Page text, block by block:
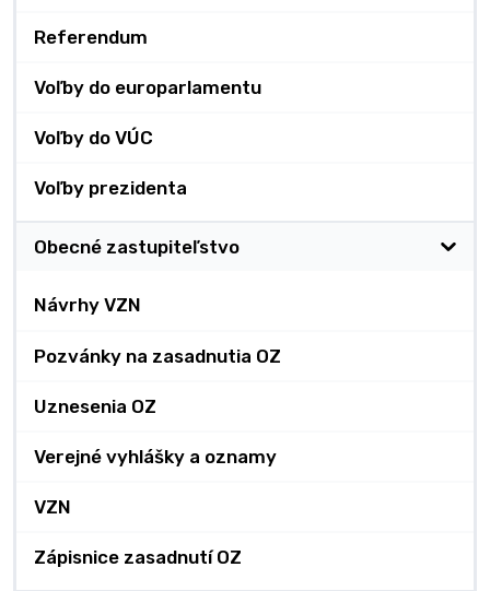
Referendum
Voľby do europarlamentu
Voľby do VÚC
Voľby prezidenta
Obecné zastupiteľstvo
Návrhy VZN
Pozvánky na zasadnutia OZ
Uznesenia OZ
Verejné vyhlášky a oznamy
VZN
Zápisnice zasadnutí OZ